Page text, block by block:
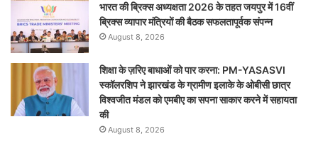
भारत की ब्रिक्‍स अध्यक्षता 2026 के तहत जयपुर में 16वीं
ब्रिक्‍स व्यापार मंत्रियों की बैठक सफलतापूर्वक संपन्न
August 8, 2026
शिक्षा के ज़रिए बाधाओं को पार करना: PM-YASASVI
स्कॉलरशिप ने झारखंड के ग्रामीण इलाके के ओबीसी छात्र
विश्वजीत मंडल को एमबीए का सपना साकार करने में सहायता
की
August 8, 2026